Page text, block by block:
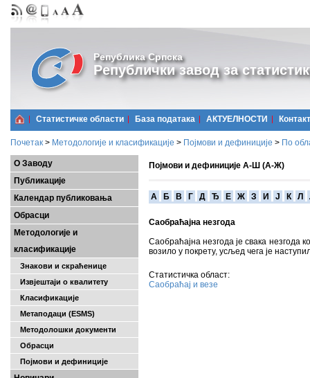
Република Српска
Републички завод за
Статистичке области Базa података АКТУЕЛНОСТИ Контакт
Почетак > Методологије и класификације > Појмови и дефиниције > По
О Заводу
Публикације
Календар публиковања
Обрасци
Методологије и
класификације
Знакови и скраћенице
Извјештаји о квалитету
Класификације
Метаподаци (ESMS)
Методолошки документи
Обрасци
Појмови и дефиниције
Појмови и дефиниције А-Ш (А-Ж)
A Б В Г Д Ђ Е Ж З И Ј К Л
Саобраћајна незгода
Саобраћајна незгода је свака незгода
возило у покрету, усљед чега је
Статистичка област:
Саобраћај и везе